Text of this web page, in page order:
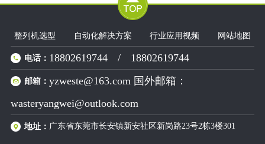
整列机选型 自动化解决方案 行业应用视频 网站地图
电话： 18802619744 / 18802619744
邮箱：yzweste@163.com 国外邮箱：
wasteryangwei@outlook.com
地址：广东省东莞市长安镇新安社区新岗路23号2栋3楼301